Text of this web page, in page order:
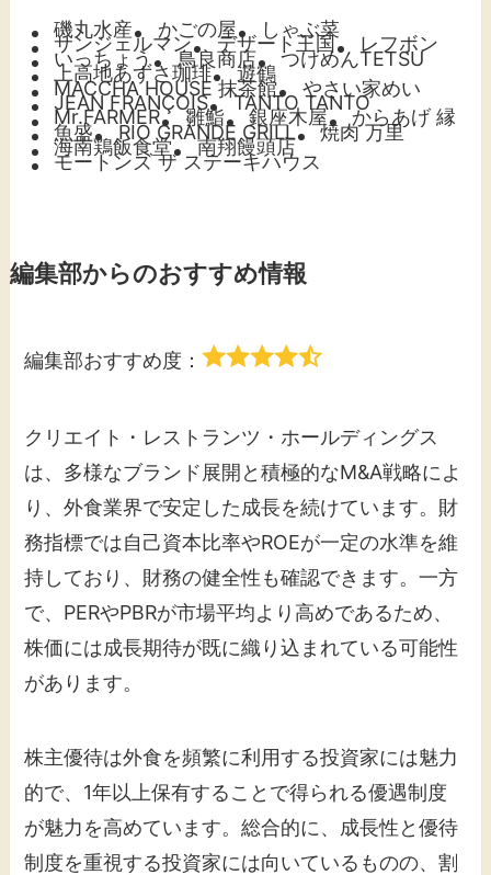
磯丸水産 かごの屋 しゃぶ菜
サンジェルマン デザート王国 レフボン
いっちょう 鳥良商店 つけめんTETSU
上高地あずさ珈琲 遊鶴
MACCHA HOUSE 抹茶館 やさい家めい
JEAN FRANÇOIS TANTO TANTO
Mr.FARMER 雛鮨 銀座木屋 からあげ 縁
魚盛 RIO GRANDE GRILL 焼肉 万里
海南鶏飯食堂 南翔饅頭店
モートンズ ザ ステーキハウス
編集部からのおすすめ情報
編集部おすすめ度：
クリエイト・レストランツ・ホールディングス
は、多様なブランド展開と積極的なM&A戦略によ
り、外食業界で安定した成長を続けています。財
務指標では自己資本比率やROEが一定の水準を維
持しており、財務の健全性も確認できます。一方
で、PERやPBRが市場平均より高めであるため、
株価には成長期待が既に織り込まれている可能性
があります。
株主優待は外食を頻繁に利用する投資家には魅力
的で、1年以上保有することで得られる優遇制度
が魅力を高めています。総合的に、成長性と優待
制度を重視する投資家には向いているものの、割